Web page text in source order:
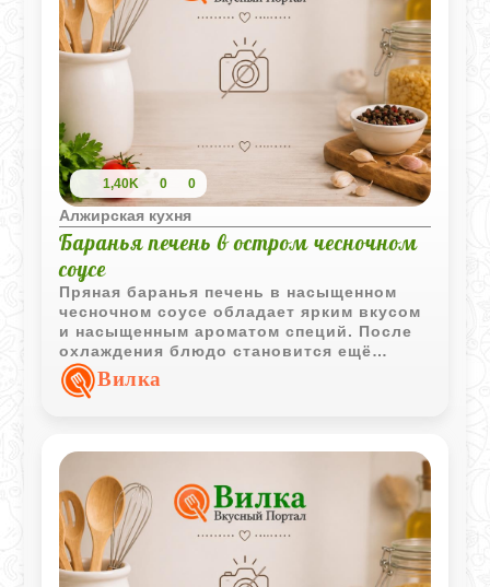
1,40K 0 0
Алжирская кухня
Баранья печень в остром чесночном
соусе
Пряная баранья печень в насыщенном
чесночном соусе обладает ярким вкусом
и насыщенным ароматом специй. После
охлаждения блюдо становится ещё
выразительнее и отлично подходит в
качестве холодной закуски.
Вилка